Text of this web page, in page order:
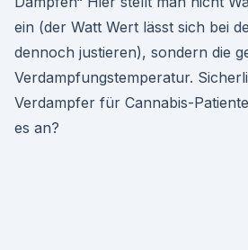
ein (der Watt Wert lässt sich bei
dennoch justieren), sondern die
Verdampfungstemperatur.
Verdampfer für Cannabis-
es an?